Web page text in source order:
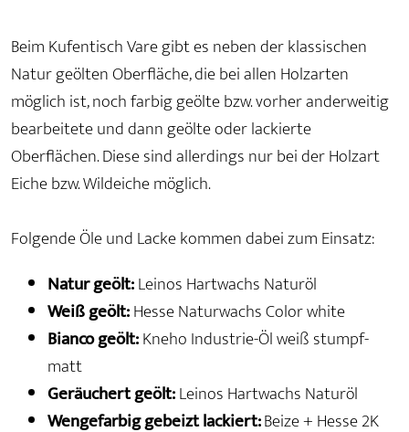
Beim Kufentisch Vare gibt es neben der klassischen
Natur geölten Oberfläche, die bei allen Holzarten
möglich ist, noch farbig geölte bzw. vorher anderweitig
bearbeitete und dann geölte oder lackierte
Oberflächen. Diese sind allerdings nur bei der Holzart
Eiche bzw. Wildeiche möglich.
Folgende Öle und Lacke kommen dabei zum Einsatz:
Natur geölt:Leinos Hartwachs Naturöl
Weiß geölt:Hesse Naturwachs Color white
Bianco geölt:Kneho Industrie-Öl weiß stumpf-
matt
Geräuchert geölt:Leinos Hartwachs Naturöl
Wengefarbig gebeizt lackiert:Beize + Hesse 2K